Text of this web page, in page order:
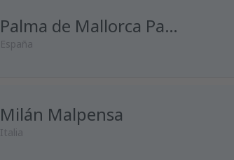
Palma de Mallorca Palma de Mallorca
España
Milán Malpensa
Italia